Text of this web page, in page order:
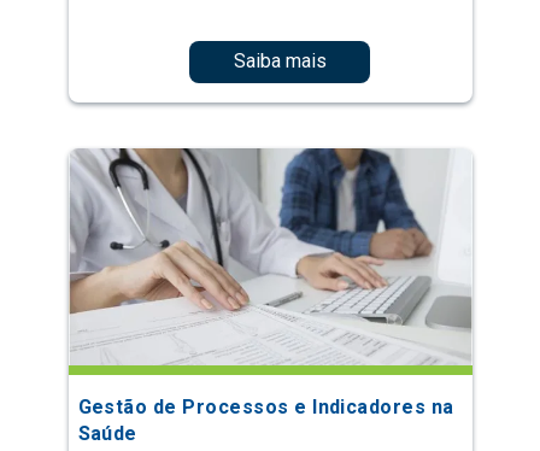
Saiba mais
Gestão de Processos e Indicadores na
Saúde